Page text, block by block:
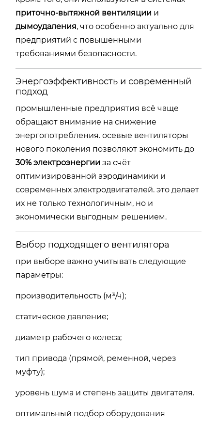
приточно-вытяжной вентиляции и
дымоудаления, что особенно актуально для
предприятий с повышенными
требованиями безопасности.
Энергоэффективность и современный
подход
промышленные предприятия всё чаще
обращают внимание на снижение
энергопотребления. осевые вентиляторы
нового поколения позволяют экономить до
30% электроэнергии за счёт
оптимизированной аэродинамики и
современных электродвигателей. это делает
их не только технологичным, но и
экономически выгодным решением.
Выбор подходящего вентилятора
при выборе важно учитывать следующие
параметры:
производительность (м³/ч);
статическое давление;
диаметр рабочего колеса;
тип привода (прямой, ременной, через
муфту);
уровень шума и степень защиты двигателя.
оптимальный подбор оборудования